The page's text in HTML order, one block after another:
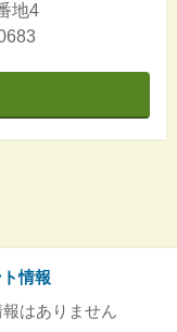
地4
情報
はありません